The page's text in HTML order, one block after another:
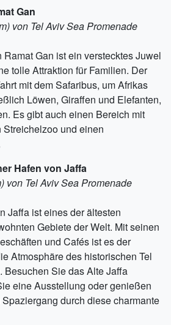
Gan
von Tel Aviv Sea Promenade
Ramat Gan ist ein verstecktes Juwel
tolle Attraktion für Familien. Der
mit dem Safaribus, um Afrikas
Löwen, Giraffen und Elefanten,
Es gibt auch einen Bereich mit
und einen
Hafen von Jaffa
von Tel Aviv Sea Promenade
Jaffa ist eines der ältesten
Gebiete der Welt. Mit seinen
und Cafés ist es der
Atmosphäre des historischen Tel
Besuchen Sie das Alte Jaffa
eine Ausstellung oder genießen
durch diese charmante